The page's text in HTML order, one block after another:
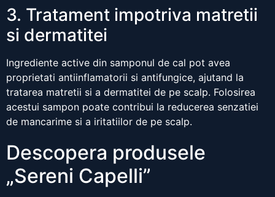
3. Tratament impotriva matretii
si dermatitei
Ingrediente active din samponul de cal pot avea
proprietati antiinflamatorii si antifungice, ajutand la
tratarea matretii si a dermatitei de pe scalp. Folosirea
acestui sampon poate contribui la reducerea senzatiei
de mancarime si a iritatiilor de pe scalp.
Descopera produsele
„Sereni Capelli”